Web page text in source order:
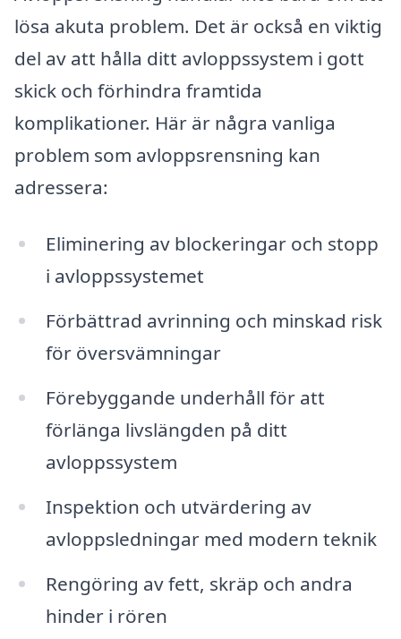
lösa akuta problem. Det är också en viktig
del av att hålla ditt avloppssystem i gott
skick och förhindra framtida
komplikationer. Här är några vanliga
problem som avloppsrensning kan
adressera:
Eliminering av blockeringar och stopp
i avloppssystemet
Förbättrad avrinning och minskad risk
för översvämningar
Förebyggande underhåll för att
förlänga livslängden på ditt
avloppssystem
Inspektion och utvärdering av
avloppsledningar med modern teknik
Rengöring av fett, skräp och andra
hinder i rören